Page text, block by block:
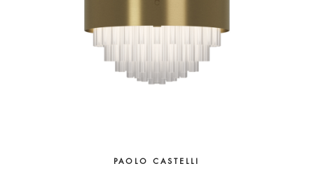
PAOLO CASTELLI